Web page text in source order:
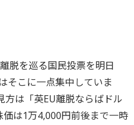
脱を巡る国民投票を明日
そこに一点集中していま
方は「英EU離脱ならばドル
は1万4,000円前後まで一時